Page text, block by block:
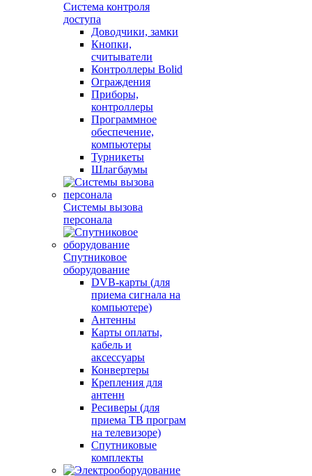
Система контроля
доступа
Доводчики, замки
Кнопки,
считыватели
Контроллеры Bolid
Ограждения
Приборы,
контроллеры
Программное
обеспечение,
компьютеры
Турникеты
Шлагбаумы
Системы вызова
персонала
Спутниковое
оборудование
DVB-карты (для
приема сигнала на
компьютере)
Антенны
Карты оплаты,
кабель и
аксессуары
Конвертеры
Крепления для
антенн
Ресиверы (для
приема ТВ програм
на телевизоре)
Спутниковые
комплекты